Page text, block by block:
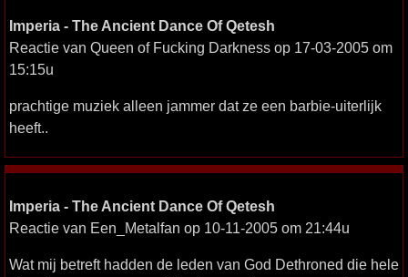
Imperia - The Ancient Dance Of Qetesh
Reactie van Queen of Fucking Darkness op 17-03-2005 om
15:15u
prachtige muziek alleen jammer dat ze een barbie-uiterlijk
heeft..
Imperia - The Ancient Dance Of Qetesh
Reactie van Een_Metalfan op 10-11-2005 om 21:44u
Wat mij betreft hadden de leden van God Dethroned die hele